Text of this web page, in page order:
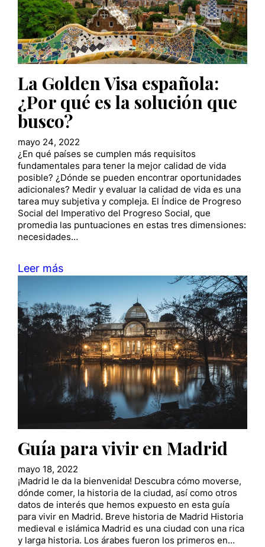
La Golden Visa española:
¿Por qué es la solución que
busco?
mayo 24, 2022
¿En qué países se cumplen más requisitos
fundamentales para tener la mejor calidad de vida
posible? ¿Dónde se pueden encontrar oportunidades
adicionales? Medir y evaluar la calidad de vida es una
tarea muy subjetiva y compleja. El Índice de Progreso
Social del Imperativo del Progreso Social, que
promedia las puntuaciones en estas tres dimensiones:
necesidades…
Leer más
Guía para vivir en Madrid
mayo 18, 2022
¡Madrid le da la bienvenida! Descubra cómo moverse,
dónde comer, la historia de la ciudad, así como otros
datos de interés que hemos expuesto en esta guía
para vivir en Madrid. Breve historia de Madrid Historia
medieval e islámica Madrid es una ciudad con una rica
y larga historia. Los árabes fueron los primeros en…